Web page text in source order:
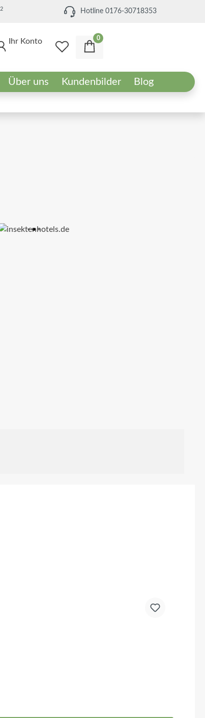
2 Hotline 0176-30718353
Ihr Konto 0
Über uns Kundenbilder Blog